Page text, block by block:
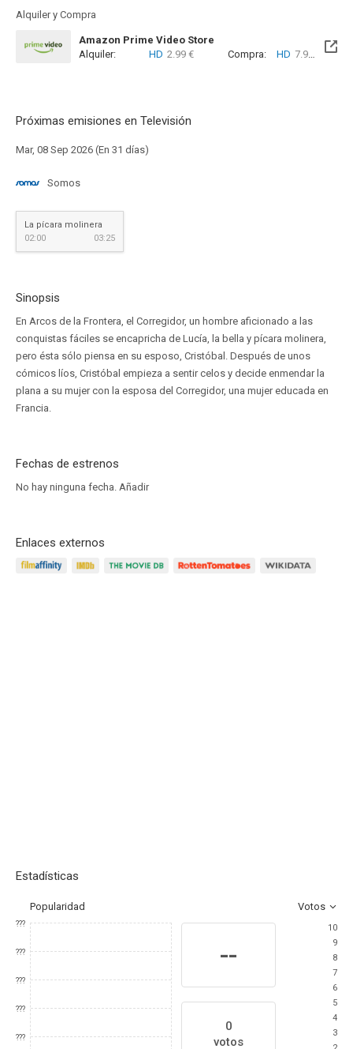
Alquiler y Compra
Amazon Prime Video Store
Alquiler:
HD 2.99 € Compra: HD 7.99 €
Próximas emisiones en Televisión
Mar, 08 Sep 2026 (En 31 días)
Somos
La pícara molinera
02:00
03:25
Sinopsis
En Arcos de la Frontera, el Corregidor, un hombre aficionado a las
conquistas fáciles se encapricha de Lucía, la bella y pícara molinera,
pero ésta sólo piensa en su esposo, Cristóbal. Después de unos
cómicos líos, Cristóbal empieza a sentir celos y decide enmendar la
plana a su mujer con la esposa del Corregidor, una mujer educada en
Francia.
Fechas de estrenos
No hay ninguna fecha. Añadir
Enlaces externos
Estadísticas
Popularidad Votos
???
???
???
???
???
--
0
votos
10
9
8
7
6
5
4
3